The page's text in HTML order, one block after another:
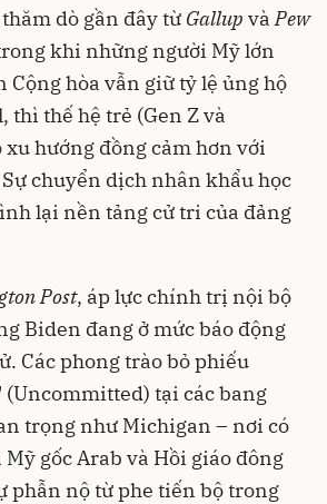
dò gần đây từ Gallup vàPew
khi những người Mỹ lớn
Cộng hòa vẫn giữ tỷ lệ ủng hộ
thì thế hệ trẻ (Gen Z và
hướng đồng cảm hơn với
chuyển dịch nhân khẩu học
lại nền tảng cử tri của đảng
Post, áp lực chính trị nội bộ
Biden đang ở mức báo động
Các phong trào bỏ phiếu
(Uncommitted) tại các bang
trọng như Michigan – nơi có
gốc Arab và Hồi giáo đông
phẫn nộ từ phe tiến bộ trong